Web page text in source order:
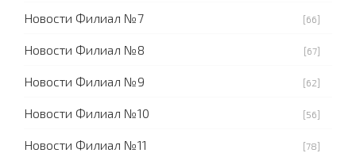
Новости Филиал №7 [66]
Новости Филиал №8 [67]
Новости Филиал №9 [62]
Новости Филиал №10 [56]
Новости Филиал №11 [78]